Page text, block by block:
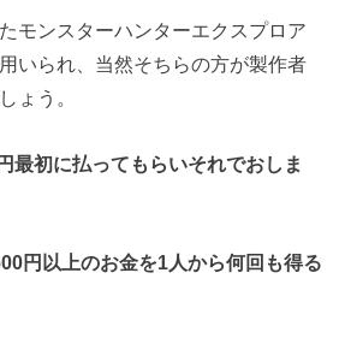
モンスターハンターエクスプロア
いられ、当然そちらの方が製作者
ょう。
最初に払ってもらいそれでおしま
円以上のお金を1人から何回も得る